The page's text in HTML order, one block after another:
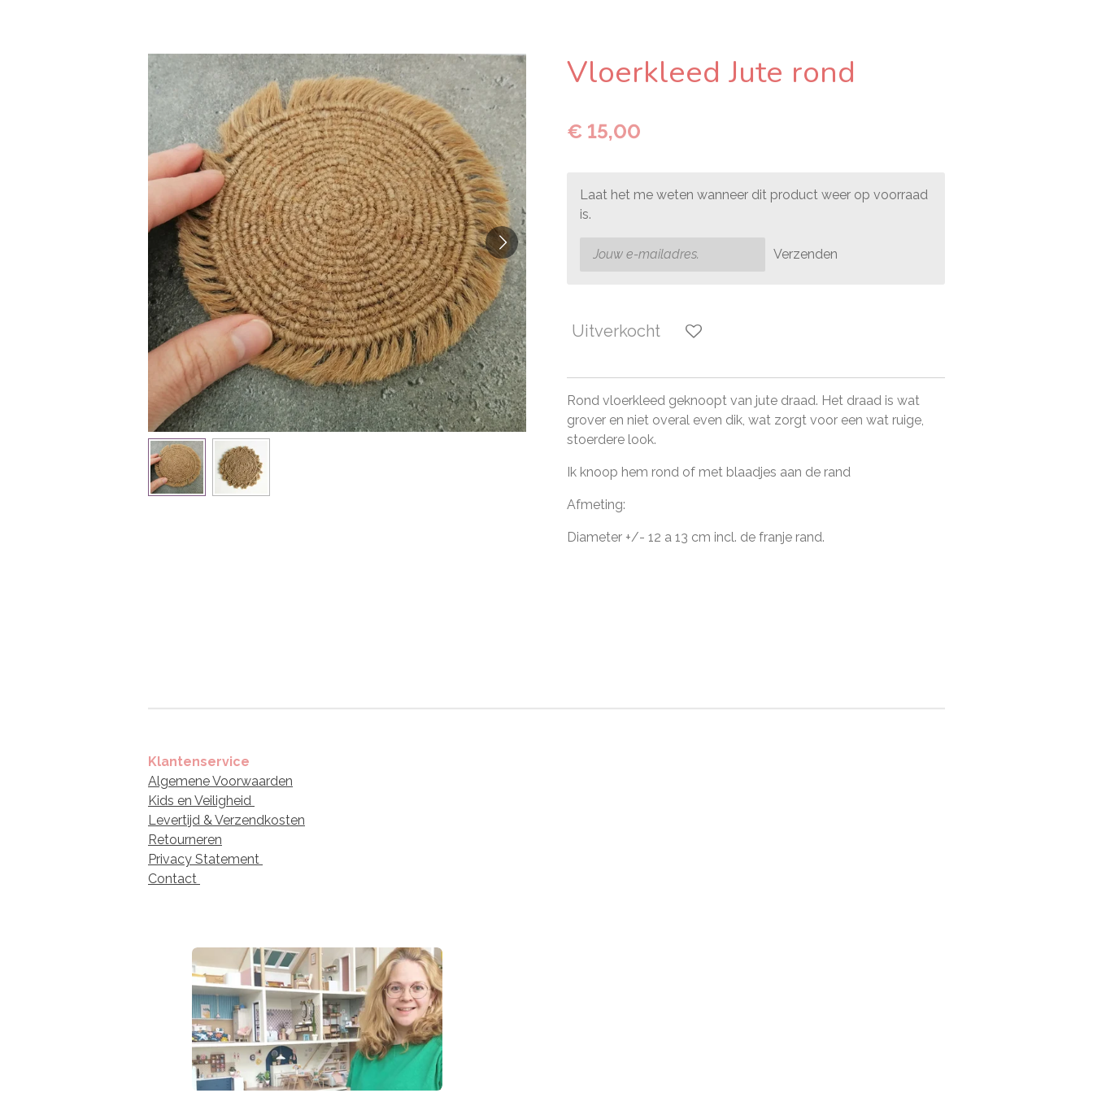
Vloerkleed Jute rond
€ 15,00
Laat het me weten wanneer dit product weer op voorraad
is.
Verzenden
Uitverkocht
Rond vloerkleed geknoopt van jute draad. Het draad is wat
grover en niet overal even dik, wat zorgt voor een wat ruige,
stoerdere look.
Ik knoop hem rond of met blaadjes aan de rand
Afmeting:
Diameter +/- 12 a 13 cm incl. de franje rand.
Klantenservice
Algemene Voorwaarden
Kids en Veiligheid
Levertijd & Verzendkosten
Retourneren
Privacy Statement
Contact